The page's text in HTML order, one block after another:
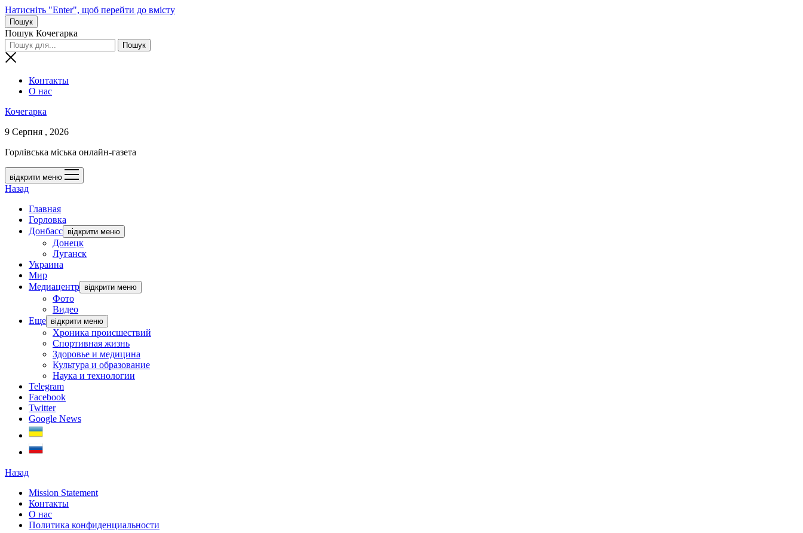
Натисніть "Enter", щоб перейти до вмісту
Пошук
Пошук Кочегарка
Контакты
О нас
Кочегарка
9 Серпня , 2026
Горлівська міська онлайн-газета
відкрити меню
Назад
Главная
Горловка
Донбасс відкрити меню
Донецк
Луганск
Украина
Мир
Медиацентр відкрити меню
Фото
Видео
Еще відкрити меню
Хроника происшествий
Спортивная жизнь
Здоровье и медицина
Культура и образование
Наука и технологии
Telegram
Facebook
Twitter
Google News
Назад
Mission Statement
Контакты
О нас
Политика конфиденциальности